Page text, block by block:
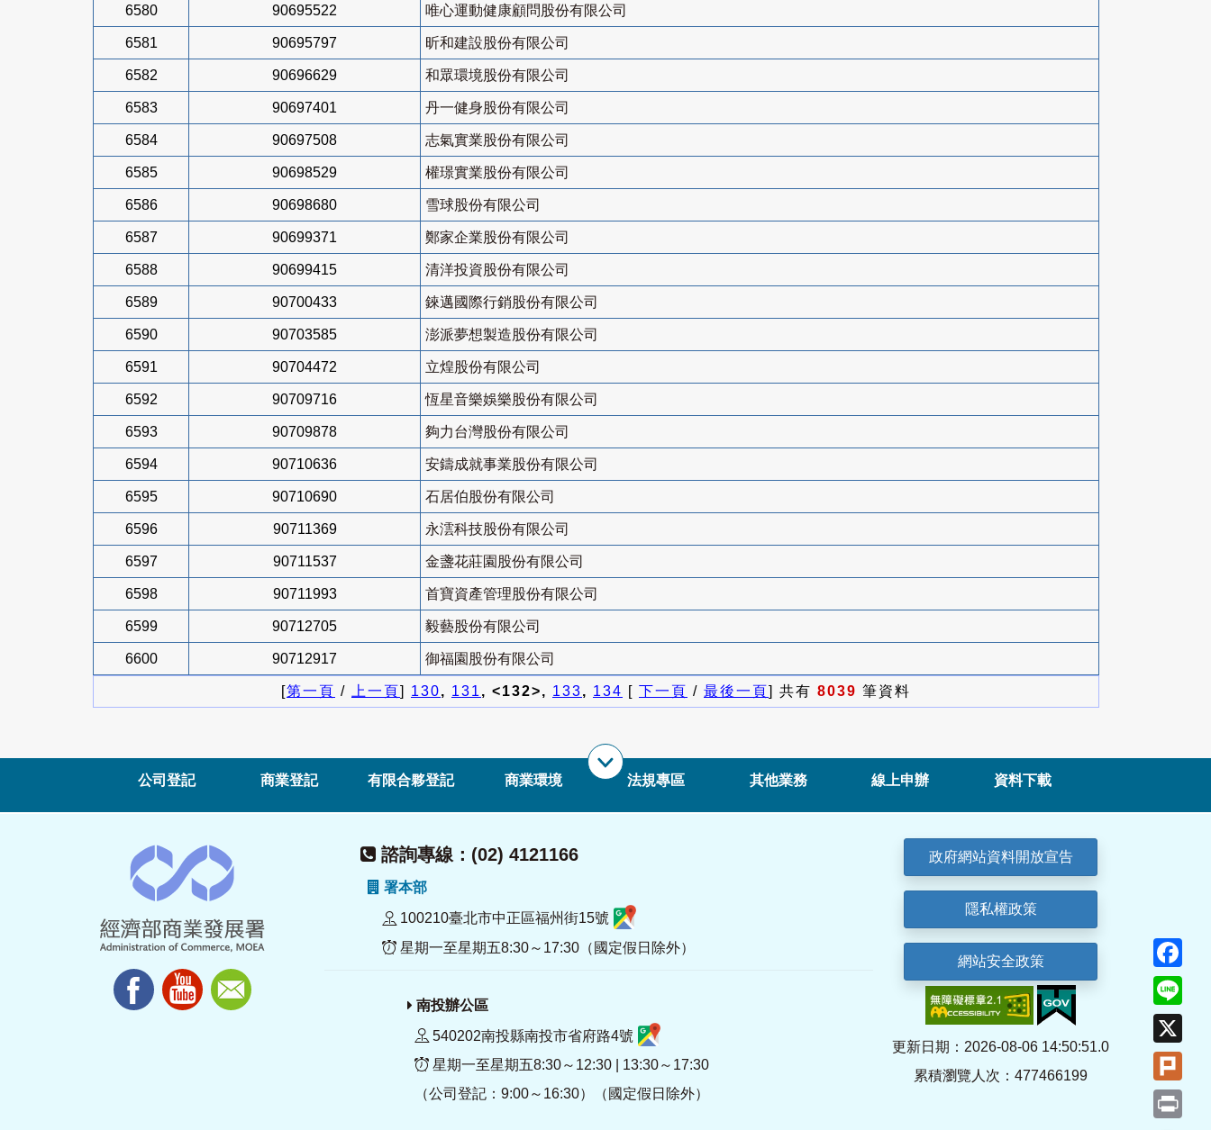
6580 90695522 唯心運動健康顧問股份有限公司
6581 90695797 昕和建設股份有限公司
6582 90696629 和眾環境股份有限公司
6583 90697401 丹一健身股份有限公司
6584 90697508 志氣實業股份有限公司
6585 90698529 權璟實業股份有限公司
6586 90698680 雪球股份有限公司
6587 90699371 鄭家企業股份有限公司
6588 90699415 清洋投資股份有限公司
6589 90700433 錸邁國際行銷股份有限公司
6590 90703585 澎派夢想製造股份有限公司
6591 90704472 立煌股份有限公司
6592 90709716 恆星音樂娛樂股份有限公司
6593 90709878 夠力台灣股份有限公司
6594 90710636 安鑄成就事業股份有限公司
6595 90710690 石居伯股份有限公司
6596 90711369 永澐科技股份有限公司
6597 90711537 金盞花莊園股份有限公司
6598 90711993 首寶資產管理股份有限公司
6599 90712705 毅藝股份有限公司
6600 90712917 御福園股份有限公司
[第一頁 / 上一頁] 130, 131, <132>, 133, 134 [ 下一頁 / 最後一頁] 共有 8039 筆資料
公司登記 商業登記 有限合夥登記 商業環境 法規專區 其他業務 線上申辦 資料下載
諮詢專線：(02) 4121166
署本部
100210臺北市中正區福州街15號
星期一至星期五8:30～17:30（國定假日除外）
南投辦公區
540202南投縣南投市省府路4號
星期一至星期五8:30～12:30 | 13:30～17:30
（公司登記：9:00～16:30）（國定假日除外）
政府網站資料開放宣告
隱私權政策
網站安全政策
更新日期：2026-08-06 14:50:51.0
累積瀏覽人次：477466199